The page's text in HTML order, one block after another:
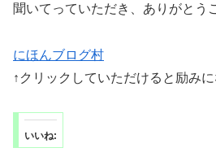
聞いてっていただき、ありがとう
にほんブログ村
↑クリックしていただけると励みに
いいね: